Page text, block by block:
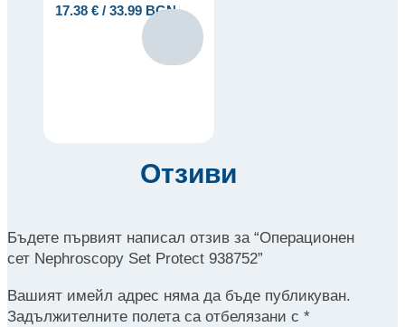
17.38 € / 33.99 BGN
Отзиви
Бъдете първият написал отзив за “Операционен
сет Nephroscopy Set Protect 938752”
Вашият имейл адрес няма да бъде публикуван.
Задължителните полета са отбелязани с *